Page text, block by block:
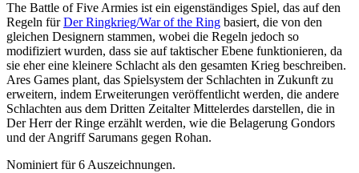
The Battle of Five Armies ist ein eigenständiges Spiel, das auf den
Regeln fürDer Ringkrieg/War of the Ring basiert, die von den
gleichen Designern stammen, wobei die Regeln jedoch so
modifiziert wurden, dass sie auf taktischer Ebene funktionieren, da
sie eher eine kleinere Schlacht als den gesamten Krieg beschreiben.
Ares Games plant, das Spielsystem der Schlachten in Zukunft zu
erweitern, indem Erweiterungen veröffentlicht werden, die andere
Schlachten aus dem Dritten Zeitalter Mittelerdes darstellen, die in
Der Herr der Ringe erzählt werden, wie die Belagerung Gondors
und der Angriff Sarumans gegen Rohan.
Nominiert für 6 Auszeichnungen.